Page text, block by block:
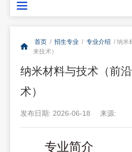
首页 / 招生专业 / 专业介绍 / 纳米
来技术）
纳米材料与技术（前
术）
发布日期: 2026-06-18 来源:
专业简介